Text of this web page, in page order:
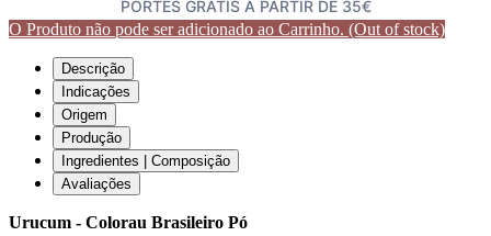
PORTES GRÁTIS A PARTIR DE 35€
O Produto não pode ser adicionado ao Carrinho. (Out of stock)
Descrição
Indicações
Origem
Produção
Ingredientes | Composição
Avaliações
Urucum - Colorau Brasileiro Pó